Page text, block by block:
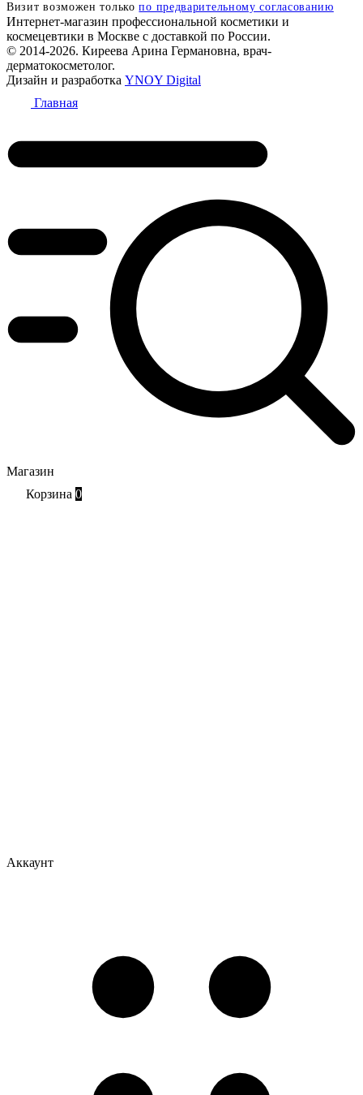
Визит возможен толькопо предварительному согласованию
Интернет-магазин профессиональной косметики и
космецевтики в Москве с доставкой по России.
© 2014-2026. Киреева Арина Германовна, врач-
дерматокосметолог.
Дизайн и разработка YNOY Digital
Главная
Магазин
Корзина 0
Аккаунт